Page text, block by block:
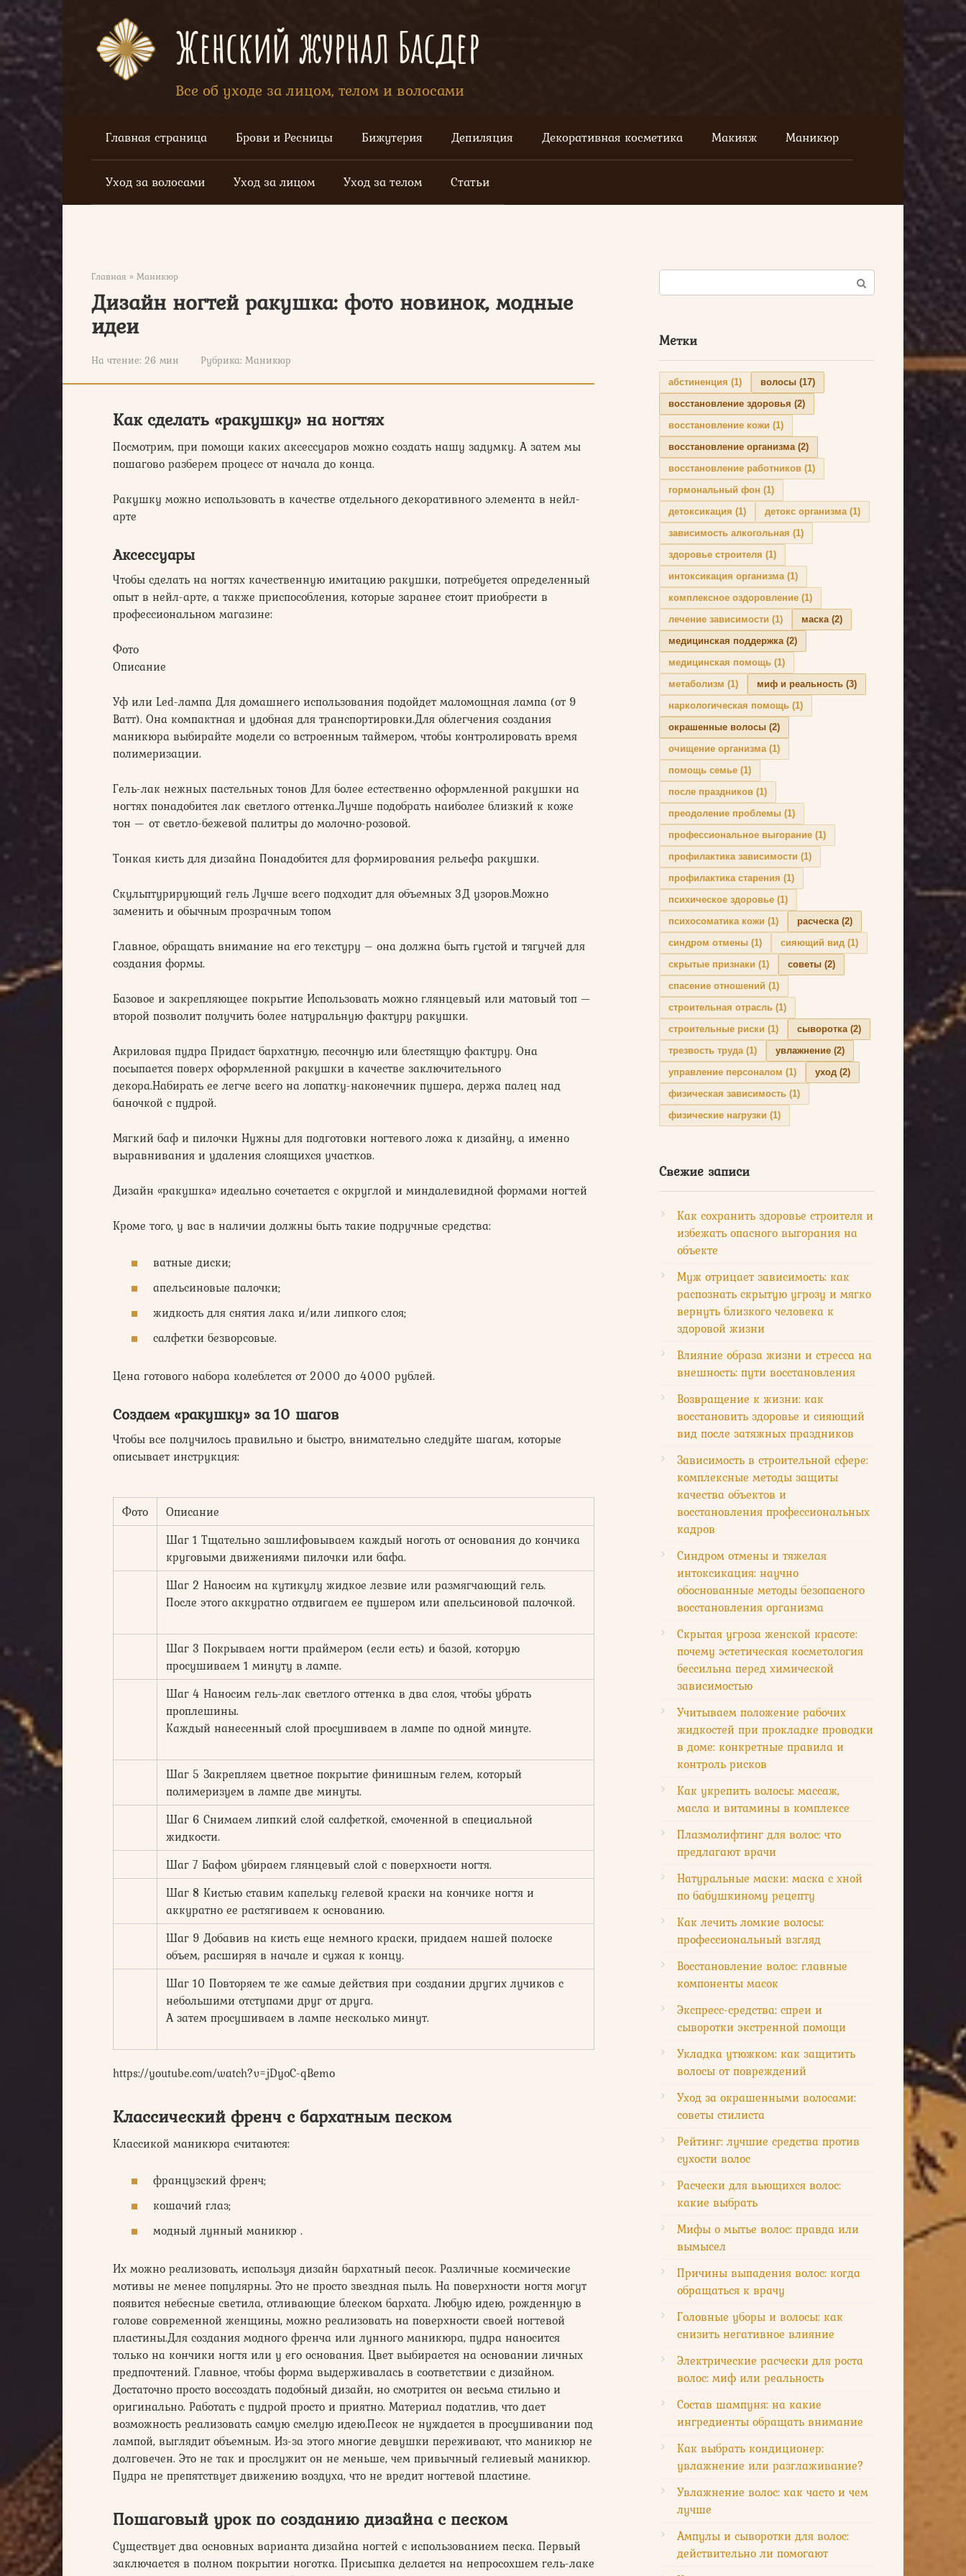
Перейти
к
контенту
Женский журнал Басдер
Все об уходе за лицом, телом и волосами
Главная страница Брови и Ресницы Бижутерия Депиляция Декоративная косметика Макияж Маникюр
Уход за волосами Уход за лицом Уход за телом Статьи
Главная » Маникюр
Дизайн ногтей ракушка: фото новинок, модные
идеи
На чтение: 26 мин Рубрика: Маникюр
Как сделать «ракушку» на ногтях
Посмотрим, при помощи каких аксессуаров можно создать нашу задумку. А затем мы
пошагово разберем процесс от начала до конца.
Ракушку можно использовать в качестве отдельного декоративного элемента в нейл-
арте
Аксессуары
Чтобы сделать на ногтях качественную имитацию ракушки, потребуется определенный
опыт в нейл-арте, а также приспособления, которые заранее стоит приобрести в
профессиональном магазине:
Фото
Описание
Уф или Led-лампа Для домашнего использования подойдет маломощная лампа (от 9
Ватт). Она компактная и удобная для транспортировки.Для облегчения создания
маникюра выбирайте модели со встроенным таймером, чтобы контролировать время
полимеризации.
Гель-лак нежных пастельных тонов Для более естественно оформленной ракушки на
ногтях понадобится лак светлого оттенка.Лучше подобрать наиболее близкий к коже
тон — от светло-бежевой палитры до молочно-розовой.
Тонкая кисть для дизайна Понадобится для формирования рельефа ракушки.
Скульптурирующий гель Лучше всего подходит для объемных 3Д узоров.Можно
заменить и обычным прозрачным топом
Главное, обращать внимание на его текстуру – она должна быть густой и тягучей для
создания формы.
Базовое и закрепляющее покрытие Использовать можно глянцевый или матовый топ —
второй позволит получить более натуральную фактуру ракушки.
Акриловая пудра Придаст бархатную, песочную или блестящую фактуру. Она
посыпается поверх оформленной ракушки в качестве заключительного
декора.Набирать ее легче всего на лопатку-наконечник пушера, держа палец над
баночкой с пудрой.
Мягкий баф и пилочки Нужны для подготовки ногтевого ложа к дизайну, а именно
выравнивания и удаления слоящихся участков.
Дизайн «ракушка» идеально сочетается с округлой и миндалевидной формами ногтей
Кроме того, у вас в наличии должны быть такие подручные средства:
ватные диски;
апельсиновые палочки;
жидкость для снятия лака и/или липкого слоя;
салфетки безворсовые.
Цена готового набора колеблется от 2000 до 4000 рублей.
Создаем «ракушку» за 10 шагов
Чтобы все получилось правильно и быстро, внимательно следуйте шагам, которые
описывает инструкция:
Фото
Описание
Шаг 1 Тщательно зашлифовываем каждый ноготь от основания до кончика
круговыми движениями пилочки или бафа.
Шаг 2 Наносим на кутикулу жидкое лезвие или размягчающий гель.
После этого аккуратно отдвигаем ее пушером или апельсиновой палочкой.
Шаг 3 Покрываем ногти праймером (если есть) и базой, которую
просушиваем 1 минуту в лампе.
Шаг 4 Наносим гель-лак светлого оттенка в два слоя, чтобы убрать
проплешины.
Каждый нанесенный слой просушиваем в лампе по одной минуте.
Шаг 5 Закрепляем цветное покрытие финишным гелем, который
полимеризуем в лампе две минуты.
Шаг 6 Снимаем липкий слой салфеткой, смоченной в специальной
жидкости.
Шаг 7 Бафом убираем глянцевый слой с поверхности ногтя.
Шаг 8 Кистью ставим капельку гелевой краски на кончике ногтя и
аккуратно ее растягиваем к основанию.
Шаг 9 Добавив на кисть еще немного краски, придаем нашей полоске
объем, расширяя в начале и сужая к концу.
Шаг 10 Повторяем те же самые действия при создании других лучиков с
небольшими отступами друг от друга.
А затем просушиваем в лампе несколько минут.
https://youtube.com/watch?v=jDyoC-qBemo
Классический френч с бархатным песком
Классикой маникюра считаются:
французский френч;
кошачий глаз;
модный лунный маникюр .
Их можно реализовать, используя дизайн бархатный песок. Различные космические
мотивы не менее популярны. Это не просто звездная пыль. На поверхности ногтя могут
появится небесные светила, отливающие блеском бархата. Любую идею, рожденную в
голове современной женщины, можно реализовать на поверхности своей ногтевой
пластины.Для создания модного френча или лунного маникюра, пудра наносится
только на кончики ногтя или у его основания. Цвет выбирается на основании личных
предпочтений. Главное, чтобы форма выдерживалась в соответствии с дизайном.
Достаточно просто воссоздать подобный дизайн, но смотрится он весьма стильно и
оригинально. Работать с пудрой просто и приятно. Материал податлив, что дает
возможность реализовать самую смелую идею.Песок не нуждается в просушивании под
лампой, выглядит объемным. Из-за этого многие девушки переживают, что маникюр не
долговечен. Это не так и прослужит он не меньше, чем привычный гелиевый маникюр.
Пудра не препятствует движению воздуха, что не вредит ногтевой пластине.
Пошаговый урок по созданию дизайна с песком
Существует два основных варианта дизайна ногтей с использованием песка. Первый
заключается в полном покрытии ноготка. Присыпка делается на непросохшем гель-лаке
Поиск:
Метки
абстиненция (1) волосы (17)
восстановление здоровья (2)
восстановление кожи (1)
восстановление организма(2)
восстановление работников (1)
гормональный фон (1)
детоксикация (1) детокс организма(1)
зависимость алкогольная (1)
здоровье строителя (1)
интоксикация организма(1)
комплексное оздоровление (1)
лечение зависимости (1) маска(2)
медицинская поддержка(2)
медицинская помощь (1)
метаболизм (1) миф и реальность (3)
наркологическая помощь (1)
окрашенные волосы (2)
очищение организма(1)
помощь семье (1)
после праздников (1)
преодоление проблемы (1)
профессиональное выгорание (1)
профилактика зависимости (1)
профилактика старения (1)
психическое здоровье (1)
психосоматика кожи (1) расческа(2)
синдром отмены (1) сияющий вид (1)
скрытые признаки (1) советы (2)
спасение отношений (1)
строительная отрасль (1)
строительные риски (1) сыворотка(2)
трезвость труда(1) увлажнение (2)
управление персоналом (1) уход (2)
физическая зависимость (1)
физические нагрузки (1)
Свежие записи
Как сохранить здоровье строителя и
избежать опасного выгорания на
объекте
Муж отрицает зависимость: как
распознать скрытую угрозу и мягко
вернуть близкого человека к
здоровой жизни
Влияние образа жизни и стресса на
внешность: пути восстановления
Возвращение к жизни: как
восстановить здоровье и сияющий
вид после затяжных праздников
Зависимость в строительной сфере:
комплексные методы защиты
качества объектов и
восстановления профессиональных
кадров
Синдром отмены и тяжелая
интоксикация: научно
обоснованные методы безопасного
восстановления организма
Скрытая угроза женской красоте:
почему эстетическая косметология
бессильна перед химической
зависимостью
Учитываем положение рабочих
жидкостей при прокладке проводки
в доме: конкретные правила и
контроль рисков
Как укрепить волосы: массаж,
масла и витамины в комплексе
Плазмолифтинг для волос: что
предлагают врачи
Натуральные маски: маска с хной
по бабушкиному рецепту
Как лечить ломкие волосы:
профессиональный взгляд
Восстановление волос: главные
компоненты масок
Экспресс-средства: спреи и
сыворотки экстренной помощи
Укладка утюжком: как защитить
волосы от повреждений
Уход за окрашенными волосами:
советы стилиста
Рейтинг: лучшие средства против
сухости волос
Расчески для вьющихся волос:
какие выбрать
Мифы о мытье волос: правда или
вымысел
Причины выпадения волос: когда
обращаться к врачу
Головные уборы и волосы: как
снизить негативное влияние
Электрические расчески для роста
волос: миф или реальность
Состав шампуня: на какие
ингредиенты обращать внимание
Как выбрать кондиционер:
увлажнение или разглаживание?
Увлажнение волос: как часто и чем
лучше
Ампулы и сыворотки для волос:
действительно ли помогают